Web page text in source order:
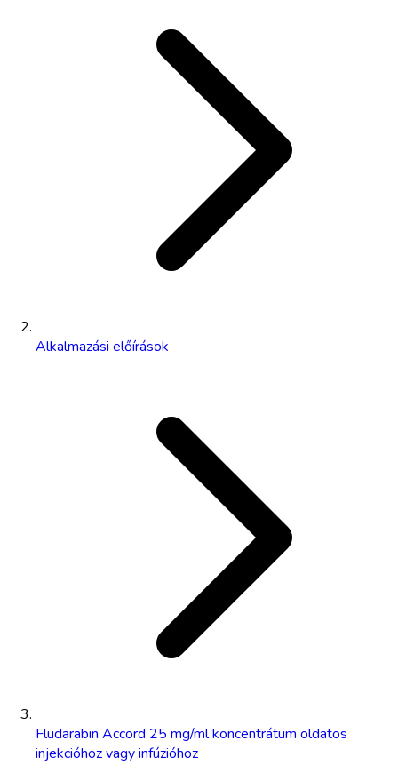
Alkalmazási előírások
Fludarabin Accord 25 mg/ml koncentrátum oldatos
injekcióhoz vagy infúzióhoz